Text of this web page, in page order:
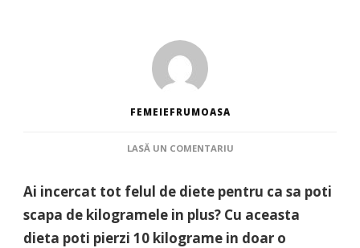
FEMEIEFRUMOASA
LASĂ UN COMENTARIULA
KILOGRAMELE
IN
PLUS
IN
Ai incercat tot felul de diete pentru ca sa poti
scapa de kilogramele in plus? Cu aceasta
dieta poti pierzi 10 kilograme in doar o